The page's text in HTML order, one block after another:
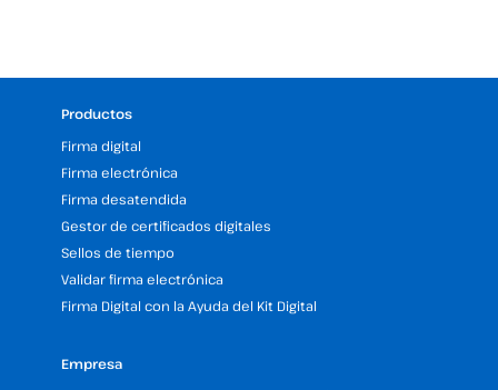
Productos
Firma digital
Firma electrónica
Firma desatendida
Gestor de certificados digitales
Sellos de tiempo
Validar firma electrónica
Firma Digital con la Ayuda del Kit Digital
Empresa